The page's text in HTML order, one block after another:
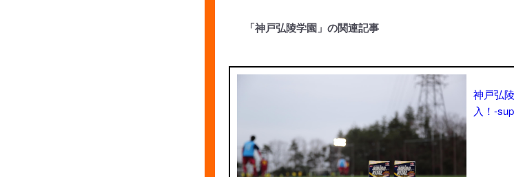
「神戸弘陵学園」の関連記事
神戸弘
入！-